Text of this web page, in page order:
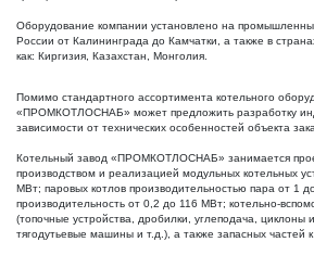
Оборудование компании установлено на
России от Калининграда до Камчатки, а также в
как: Киргизия, Казахстан, Монголия.
Помимо стандартного ассортимента котельного
«ПРОМКОТЛОСНАБ» может предложить разработку
зависимости от технических особенностей объекта
Котельный завод «ПРОМКОТЛОСНАБ» занимается
производством и реализацией модульных котельных
МВт; паровых котлов производительностью пара от 1
производительность от 0,2 до 116 МВт; котельно-
(топочные устройства, дробилки, углеподача, циклоны
тягодутьевые машины и т.д.), а также запасных частей